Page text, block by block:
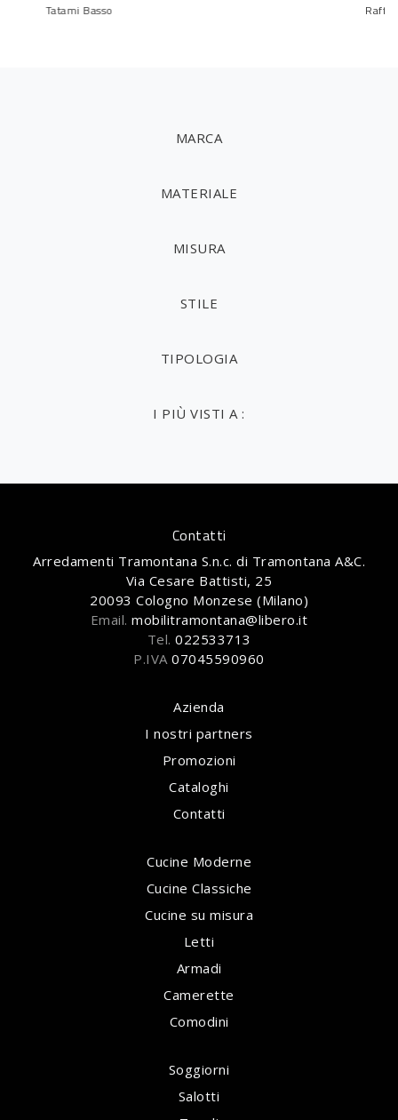
Tatami Basso
MARCA
MATERIALE
MISURA
STILE
TIPOLOGIA
I PIÙ VISTI A :
Contatti
Arredamenti Tramontana S.n.c. di Tramontana A&C.
Via Cesare Battisti, 25
20093 Cologno Monzese (Milano)
Email.mobilitramontana@libero.it
Tel. 022533713
P.IVA07045590960
Azienda
I nostri partners
Promozioni
Cataloghi
Contatti
Cucine Moderne
Cucine Classiche
Cucine su misura
Letti
Armadi
Camerette
Comodini
Soggiorni
Salotti